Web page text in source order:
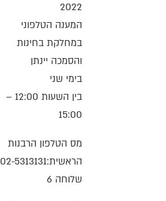
2022
המענה הטלפוני
במחלקת בחינות
והסמכה יינתן
בימי שני
בין השעות 12:00 –
15:00
מס הטלפון הרבנות
הראשית:02-5313131
שלוחה 6